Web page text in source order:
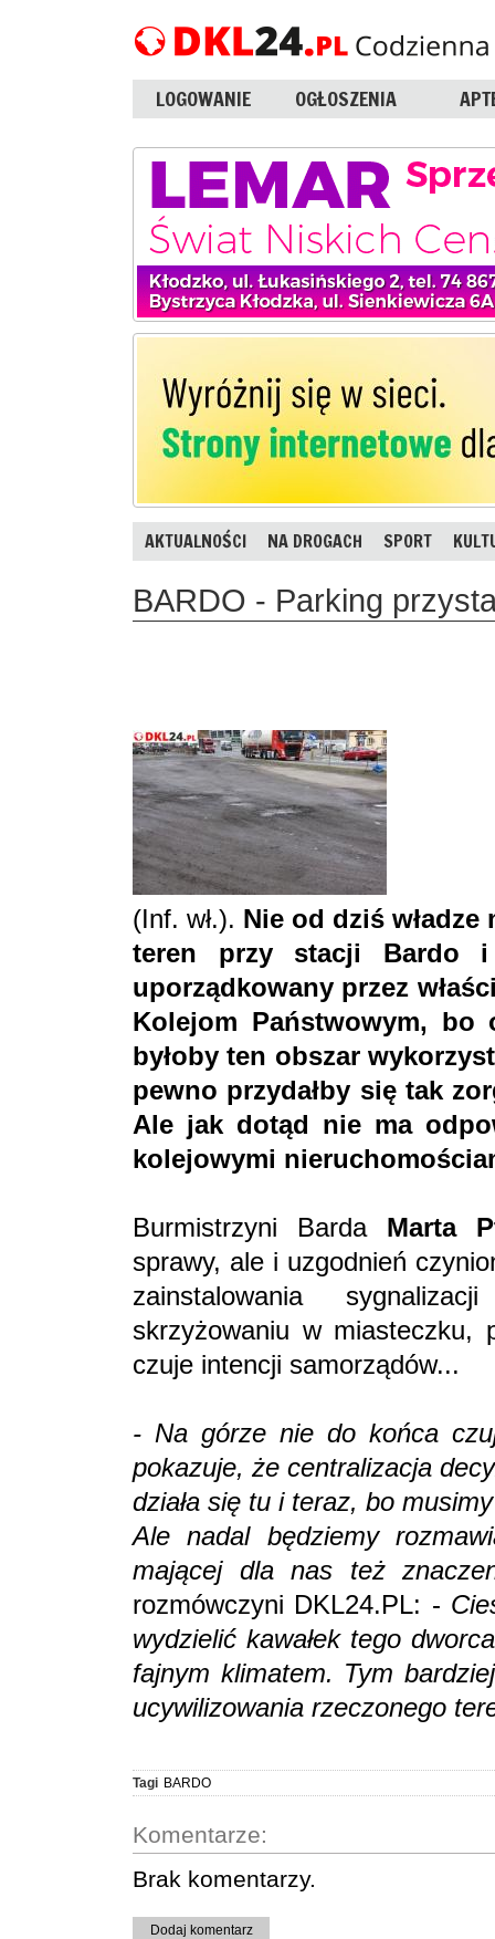
LOGOWANIE OGŁOSZENIA
AKTUALNOŚCI NA DROGACH SPORT
BARDO - Parking
(Inf. wł.). Nie od dziś
teren przy stacji Bardo
uporządkowany przez
Kolejom Państwowym,
byłoby ten obszar
pewno przydałby się tak
Ale jak dotąd nie ma
kolejowymi
Burmistrzyni Barda Marta
sprawy, ale i uzgodnień
zainstalowania
skrzyżowaniu w miasteczku,
czuje intencji samorządów...
- Na górze nie do końca
pokazuje, że centralizacja
działa się tu i teraz, bo
Ale nadal będziemy
mającej dla nas też
rozmówczyni DKL24.PL: -
wydzielić kawałek tego
fajnym klimatem. Tym
ucywilizowania rzeczonego
Tagi BARDO
Komentarze:
Brak komentarzy.
Dodaj komentarz